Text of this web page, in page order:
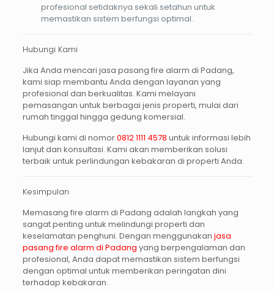
profesional setidaknya sekali setahun untuk
memastikan sistem berfungsi optimal.
Hubungi Kami
Jika Anda mencari jasa pasang fire alarm di Padang,
kami siap membantu Anda dengan layanan yang
profesional dan berkualitas. Kami melayani
pemasangan untuk berbagai jenis properti, mulai dari
rumah tinggal hingga gedung komersial.
Hubungi kami di nomor0812 1111 4578 untuk informasi lebih
lanjut dan konsultasi. Kami akan memberikan solusi
terbaik untuk perlindungan kebakaran di properti Anda.
Kesimpulan
Memasang fire alarm di Padang adalah langkah yang
sangat penting untuk melindungi properti dan
keselamatan penghuni. Dengan menggunakan jasa
pasang fire alarm di Padang yang berpengalaman dan
profesional, Anda dapat memastikan sistem berfungsi
dengan optimal untuk memberikan peringatan dini
terhadap kebakaran.